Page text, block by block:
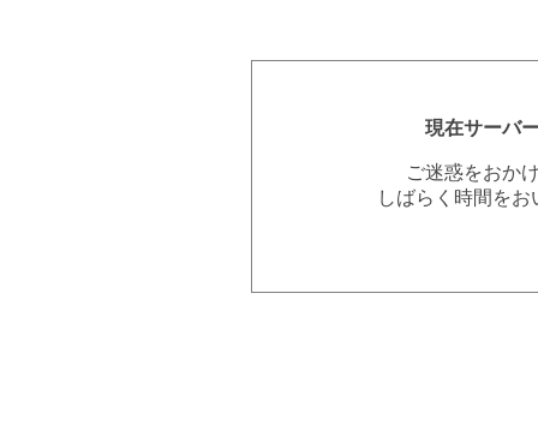
現在サーバ
ご迷惑をおか
しばらく時間を